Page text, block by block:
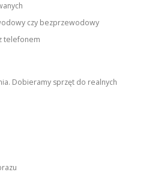
czy bezprzewodowy
telefonem
Dobieramy sprzęt do realnych